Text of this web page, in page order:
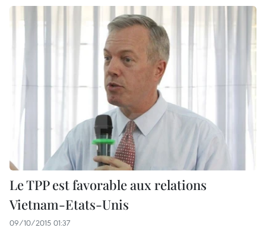
Le TPP est favorable aux relations
Vietnam-Etats-Unis
09/10/2015 01:37